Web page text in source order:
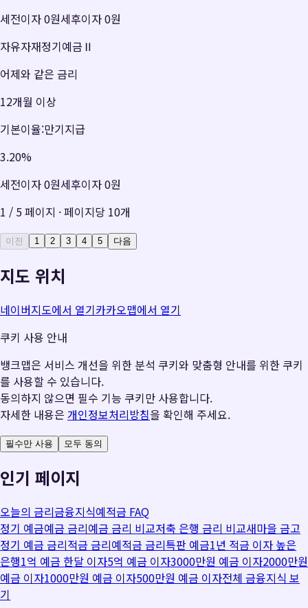
세전이자0원세후이자0원
자유자재정기예금Ⅱ
어제와 같은 금리
12개월 이상
기본이율:만기지급
3.20%
세전이자0원세후이자0원
1 / 5페이지 · 페이지당 10개
이전 1 2 3 4 5 다음
지도 위치
네이버지도에서 열기카카오맵에서 열기
쿠키 사용 안내
뱅크맵은 서비스 개선을 위한 분석 쿠키와 맞춤형 안내를 위한 쿠키
를 사용할 수 있습니다.
동의하지 않으면 필수 기능 쿠키만 사용합니다.
자세한 내용은 개인정보처리방침을 확인해 주세요.
필수만 사용 모두 동의
인기 페이지
오늘의 금리금융지식예적금 FAQ
정기 예금예금 금리예금 금리 비교저축 은행 금리 비교새마을 금고
정기 예금 금리적금 금리예적금 금리특판 예금1년 적금 이자 높은
은행1억 예금 한달 이자5억 예금 이자3000만원 예금 이자2000만원
예금 이자1000만원 예금 이자500만원 예금 이자전체 금융지식 보
기